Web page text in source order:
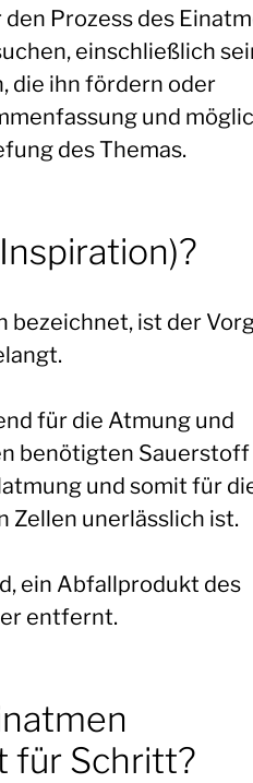
Prozess des
einschließlich
die ihn fördern oder
und
des Themas.
bezeichnet, ist der
für die Atmung und
benötigten Sauerstoff
und somit für
Zellen unerlässlich ist.
ein Abfallprodukt des
entfernt.
für Schritt?